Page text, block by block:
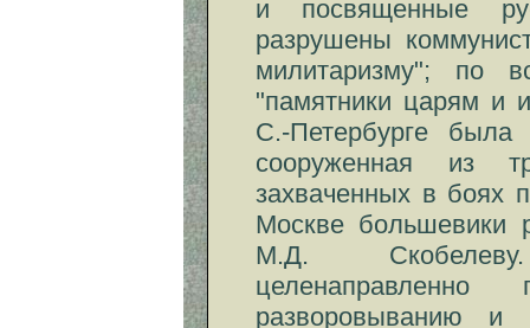
и посвященные
разрушены
милитаризму"; по
"памятники царям и
С.-Петербурге
сооруженная из
захваченных в боях
Москве большевики
М.Д.
разворовыванию и